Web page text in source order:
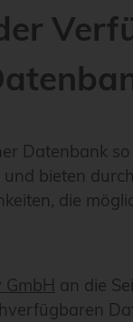
Datenbank
bieten
die
GmbH an die